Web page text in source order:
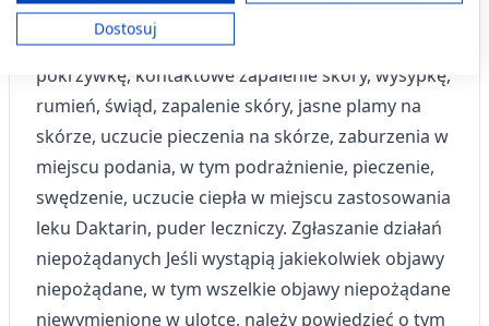
nadwrażliwości, w tym ciężkie, jak reakcje
anafilaktyczne i obrzęk naczynioruchowy,
pokrzywkę, kontaktowe zapalenie skóry, wysypkę,
rumień, świąd, zapalenie skóry, jasne plamy na
skórze, uczucie pieczenia na skórze, zaburzenia w
miejscu podania, w tym podrażnienie, pieczenie,
swędzenie, uczucie ciepła w miejscu zastosowania
leku Daktarin, puder leczniczy. Zgłaszanie działań
niepożądanych Jeśli wystąpią jakiekolwiek objawy
niepożądane, w tym wszelkie objawy niepożądane
niewymienione w ulotce, należy powiedzieć o tym
Twoja zgoda i polityka cookie dotyczą wyłącznie tej witryny/aplikacji.
Wyświetl listę partnerów (11 dostawców IAB)
Cele przetwarzania IAB:
Przechowywanie informacji na urządzeniu
lub dostęp do nich
Wykorzystywanie ograniczonych danych do
wyboru reklam
Tworzenie profili w celu
spersonalizowanych reklam
Wykorzystanie profili do wyboru
Dostosuj